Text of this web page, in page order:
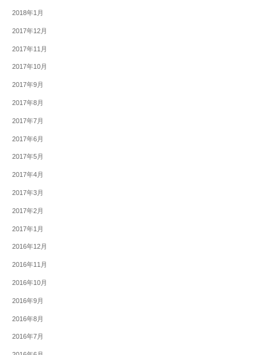
2018年1月
2017年12月
2017年11月
2017年10月
2017年9月
2017年8月
2017年7月
2017年6月
2017年5月
2017年4月
2017年3月
2017年2月
2017年1月
2016年12月
2016年11月
2016年10月
2016年9月
2016年8月
2016年7月